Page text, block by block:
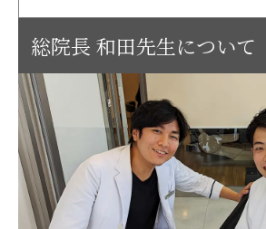
総院長 和田先生について